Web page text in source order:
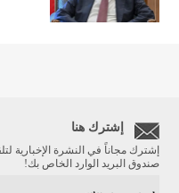
إشترك هنا
إشترك مجاناً في النشرة الإخبارية
صندوق البريد الوارد الخاص بك!